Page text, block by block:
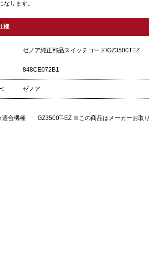
ります。
様
ゼノア純正部品スイッチコード/GZ3500TEZ
848CE072B1
: ゼノア
合機種 GZ3500T-EZ ※この商品はメーカーお取り